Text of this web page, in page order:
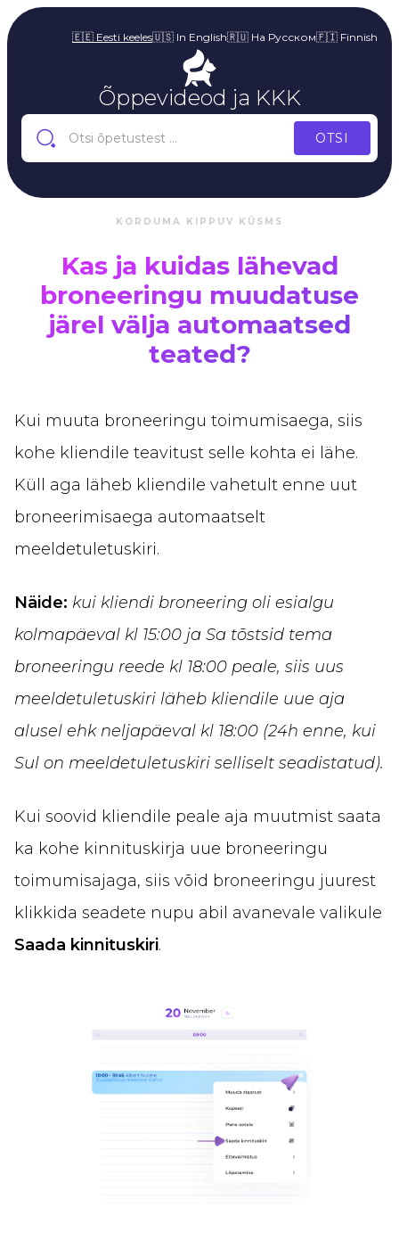
🇪🇪 Eesti keeles🇺🇸 In English🇷🇺 На Русском🇫🇮 Finnish
Õppevideod ja KKK
KORDUMA KIPPUV KÜSMS
Kas ja kuidas lähevad
broneeringu muudatuse
järel välja automaatsed
teated?
Kui muuta broneeringu toimumisaega, siis
kohe kliendile teavitust selle kohta ei lähe.
Küll aga läheb kliendile vahetult enne uut
broneerimisaega automaatselt
meeldetuletuskiri.
Näide: kui kliendi broneering oli esialgu
kolmapäeval kl 15:00 ja Sa tõstsid tema
broneeringu reede kl 18:00 peale, siis uus
meeldetuletuskiri läheb kliendile uue aja
alusel ehk neljapäeval kl 18:00 (24h enne, kui
Sul on meeldetuletuskiri selliselt seadistatud).
Kui soovid kliendile peale aja muutmist saata
ka kohe kinnituskirja uue broneeringu
toimumisajaga, siis võid broneeringu juurest
klikkida seadete nupu abil avanevale valikule
Saada kinnituskiri.